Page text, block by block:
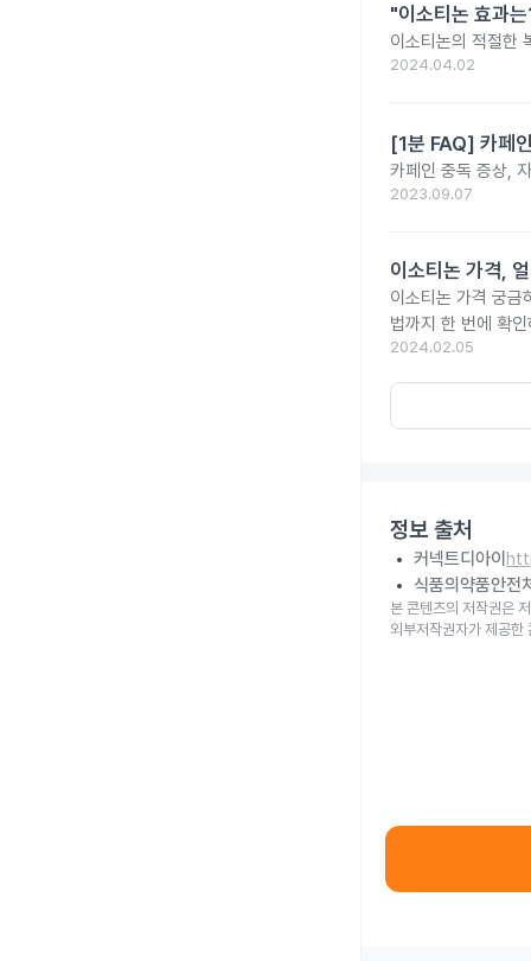
"이소티논 효과
이소티논의 적절한
2024.04.02
[1분 FAQ] 카페
카페인 중독 증상,
2023.09.07
이소티논 가격,
이소티논 가격 궁금
법까지 한 번에 확
2024.02.05
정보 출처
커넥트디아이
식품의약품안전
본 콘텐츠의 저작권은
외부저작권자가 제공한